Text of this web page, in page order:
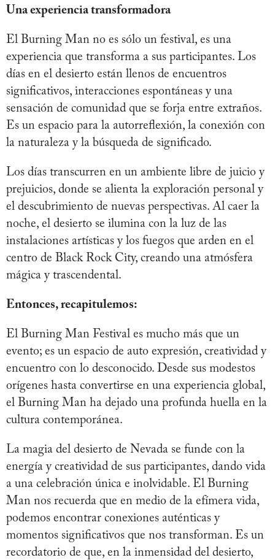
Una experiencia transformadora
El Burning Man no es sólo un festival, es una
experiencia que transforma a sus participantes. Los
días en el desierto están llenos de encuentros
significativos, interacciones espontáneas y una
sensación de comunidad que se forja entre extraños.
Es un espacio para la autorreflexión, la conexión con
la naturaleza y la búsqueda de significado.
Los días transcurren en un ambiente libre de juicio y
prejuicios, donde se alienta la exploración personal y
el descubrimiento de nuevas perspectivas. Al caer la
noche, el desierto se ilumina con la luz de las
instalaciones artísticas y los fuegos que arden en el
centro de Black Rock City, creando una atmósfera
mágica y trascendental.
Entonces, recapitulemos:
El Burning Man Festival es mucho más que un
evento; es un espacio de auto expresión, creatividad y
encuentro con lo desconocido. Desde sus modestos
orígenes hasta convertirse en una experiencia global,
el Burning Man ha dejado una profunda huella en la
cultura contemporánea.
La magia del desierto de Nevada se funde con la
energía y creatividad de sus participantes, dando vida
a una celebración única e inolvidable. El Burning
Man nos recuerda que en medio de la efímera vida,
podemos encontrar conexiones auténticas y
momentos significativos que nos transforman. Es un
recordatorio de que, en la inmensidad del desierto,